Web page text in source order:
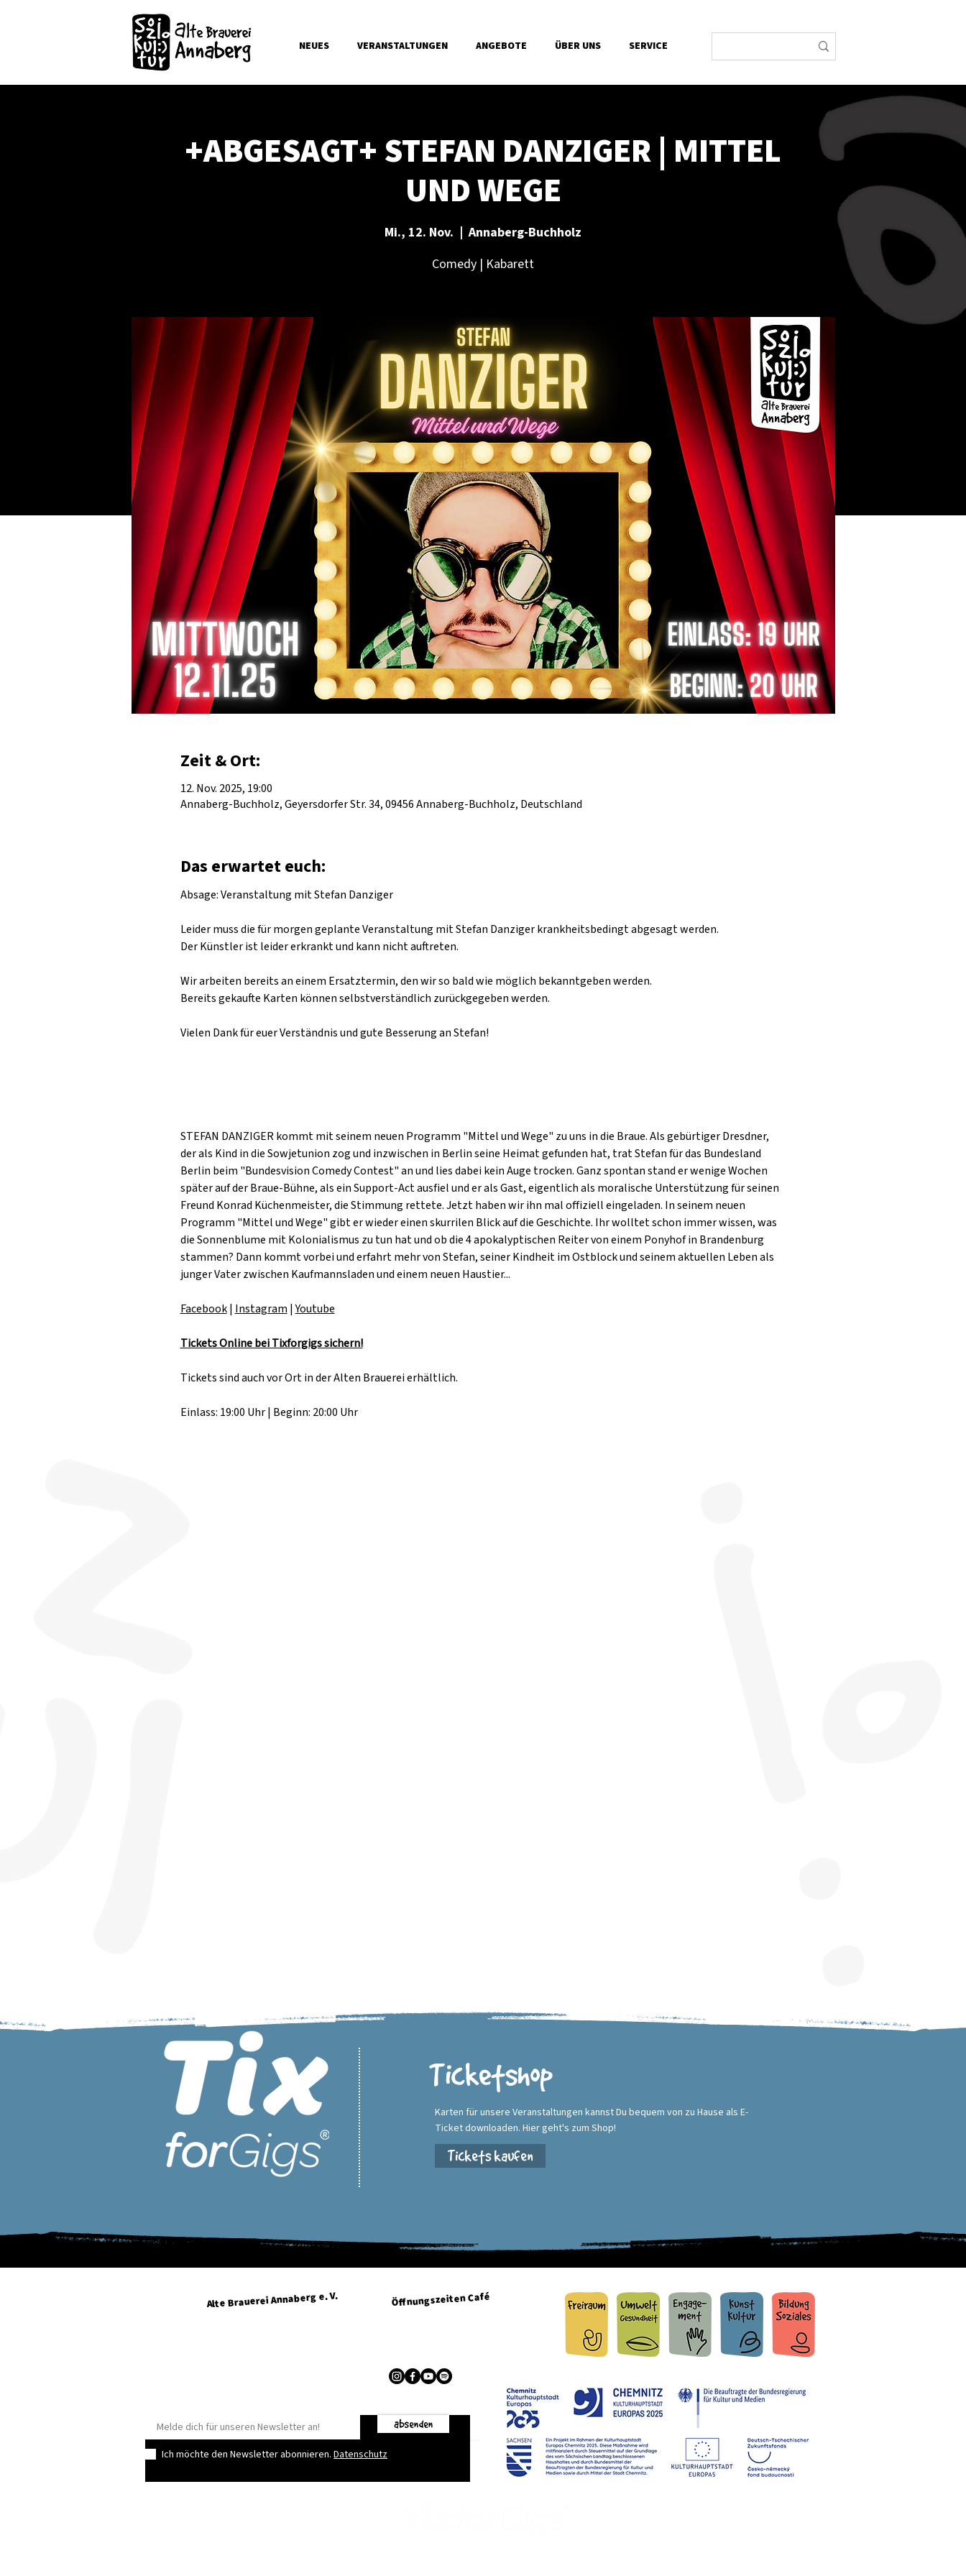
NEUES VERANSTALTUNGEN ANGEBOTE ÜBER UNS SERVICE
+ABGESAGT+ STEFAN DANZIGER | MITTEL
UND WEGE
Mi., 12. Nov.
  |
Annaberg-Buchholz
Comedy | Kabarett
Zeit & Ort:
12. Nov. 2025, 19:00
Annaberg-Buchholz, Geyersdorfer Str. 34, 09456 Annaberg-Buchholz, Deutschland
Das erwartet euch:
Absage: Veranstaltung mit Stefan Danziger
Leider muss die für morgen geplante Veranstaltung mit Stefan Danziger krankheitsbedingt abgesagt werden.
Der Künstler ist leider erkrankt und kann nicht auftreten.
Wir arbeiten bereits an einem Ersatztermin, den wir so bald wie möglich bekanntgeben werden.
Bereits gekaufte Karten können selbstverständlich zurückgegeben werden.
Vielen Dank für euer Verständnis und gute Besserung an Stefan!
STEFAN DANZIGER kommt mit seinem neuen Programm "Mittel und Wege" zu uns in die Braue. Als gebürtiger Dresdner,
der als Kind in die Sowjetunion zog und inzwischen in Berlin seine Heimat gefunden hat, trat Stefan für das Bundesland
Berlin beim "Bundesvision Comedy Contest" an und lies dabei kein Auge trocken. Ganz spontan stand er wenige Wochen
später auf der Braue-Bühne, als ein Support-Act ausfiel und er als Gast, eigentlich als moralische Unterstützung für seinen
Freund Konrad Küchenmeister, die Stimmung rettete. Jetzt haben wir ihn mal offiziell eingeladen. In seinem neuen
Programm "Mittel und Wege" gibt er wieder einen skurrilen Blick auf die Geschichte. Ihr wolltet schon immer wissen, was
die Sonnenblume mit Kolonialismus zu tun hat und ob die 4 apokalyptischen Reiter von einem Ponyhof in Brandenburg
stammen? Dann kommt vorbei und erfahrt mehr von Stefan, seiner Kindheit im Ostblock und seinem aktuellen Leben als
junger Vater zwischen Kaufmannsladen und einem neuen Haustier...
Facebook | Instagram | Youtube
Tickets Online bei Tixforgigs sichern!
Tickets sind auch vor Ort in der Alten Brauerei erhältlich.
Einlass: 19:00 Uhr | Beginn: 20:00 Uhr
Ticketshop
Karten für unsere Veranstaltungen kannst Du bequem von zu Hause als E-
Ticket downloaden. Hier geht's zum Shop!
Tickets kaufen
Alte Brauerei Annaberg e. V. Öffnungszeiten Café
absenden
Ich möchte den Newsletter abonnieren. Datenschutz